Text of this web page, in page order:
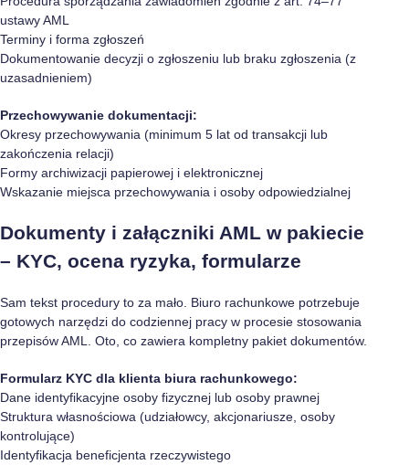
ustawy AML
Terminy i forma zgłoszeń
Dokumentowanie decyzji o zgłoszeniu lub braku zgłoszenia (z
uzasadnieniem)
Przechowywanie dokumentacji:
Okresy przechowywania (minimum 5 lat od transakcji lub
zakończenia relacji)
Formy archiwizacji papierowej i elektronicznej
Wskazanie miejsca przechowywania i osoby odpowiedzialnej
Dokumenty i załączniki AML w pakiecie
– KYC, ocena ryzyka, formularze
Sam tekst procedury to za mało. Biuro rachunkowe potrzebuje
gotowych narzędzi do codziennej pracy w procesie stosowania
przepisów AML. Oto, co zawiera kompletny pakiet dokumentów.
Formularz KYC dla klienta biura rachunkowego:
Dane identyfikacyjne osoby fizycznej lub osoby prawnej
Struktura własnościowa (udziałowcy, akcjonariusze, osoby
kontrolujące)
Identyfikacja beneficjenta rzeczywistego